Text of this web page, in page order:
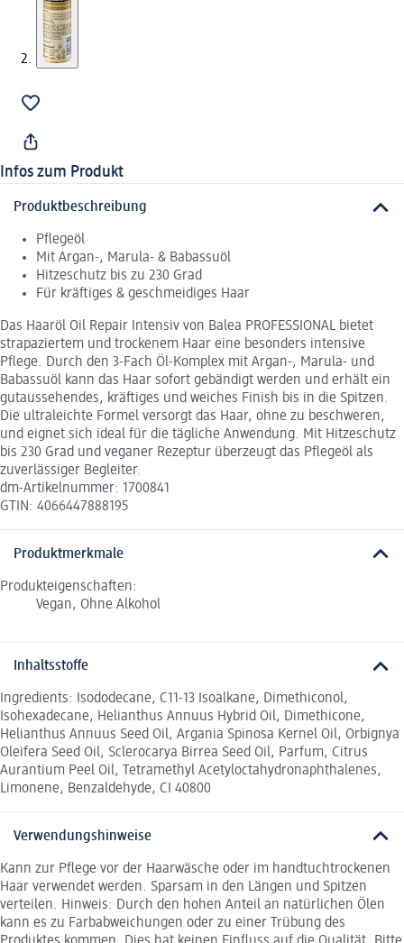
Infos zum Produkt
Produktbeschreibung
Pflegeöl
Mit Argan-, Marula- & Babassuöl
Hitzeschutz bis zu 230 Grad
Für kräftiges & geschmeidiges Haar
Das Haaröl Oil Repair Intensiv von Balea PROFESSIONAL bietet
strapaziertem und trockenem Haar eine besonders intensive
Pflege. Durch den 3-Fach Öl-Komplex mit Argan-, Marula- und
Babassuöl kann das Haar sofort gebändigt werden und erhält ein
gutaussehendes, kräftiges und weiches Finish bis in die Spitzen.
Die ultraleichte Formel versorgt das Haar, ohne zu beschweren,
und eignet sich ideal für die tägliche Anwendung. Mit Hitzeschutz
bis 230 Grad und veganer Rezeptur überzeugt das Pflegeöl als
zuverlässiger Begleiter.
dm-Artikelnummer: 1700841
GTIN: 4066447888195
Produktmerkmale
Produkteigenschaften:
Vegan, Ohne Alkohol
Inhaltsstoffe
Ingredients: Isododecane, C11-13 Isoalkane, Dimethiconol,
Isohexadecane, Helianthus Annuus Hybrid Oil, Dimethicone,
Helianthus Annuus Seed Oil, Argania Spinosa Kernel Oil, Orbignya
Oleifera Seed Oil, Sclerocarya Birrea Seed Oil, Parfum, Citrus
Aurantium Peel Oil, Tetramethyl Acetyloctahydronaphthalenes,
Limonene, Benzaldehyde, CI 40800
Verwendungshinweise
Kann zur Pflege vor der Haarwäsche oder im handtuchtrockenen
Haar verwendet werden. Sparsam in den Längen und Spitzen
verteilen. Hinweis: Durch den hohen Anteil an natürlichen Ölen
kann es zu Farbabweichungen oder zu einer Trübung des